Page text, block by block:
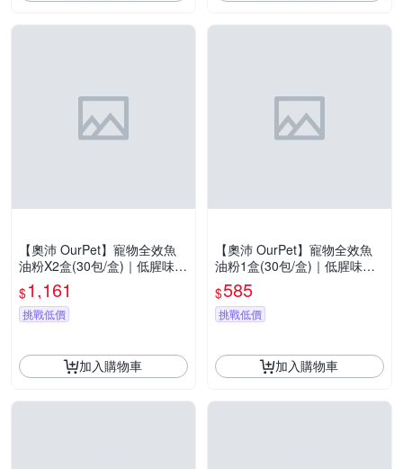
【奧沛 OurPet】寵物全效魚
油粉X2盒(30包/盒)｜低腥味｜
高適口性｜Omega-3｜DHA｜
EPA｜貓咪魚油｜狗狗魚油
$1,161
挑戰低價
加入購物車
【奧沛 OurPet】寵物全效魚
油粉1盒(30包/盒)｜低腥味｜
高適口性｜Omega-3｜DHA｜
EPA｜貓咪魚油｜狗狗魚油
$585
挑戰低價
加入購物車